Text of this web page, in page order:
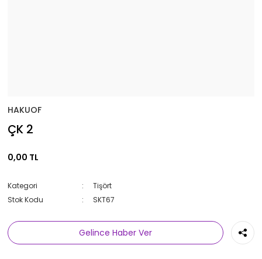
HAKUOF
ÇK 2
0,00 TL
Kategori
Tişört
Stok Kodu
SKT67
Gelince Haber Ver